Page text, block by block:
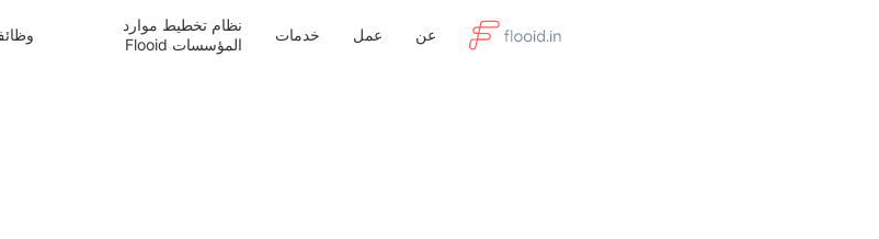
عن عمل خدمات
نظام تخطيط موارد
المؤسسات Flooid